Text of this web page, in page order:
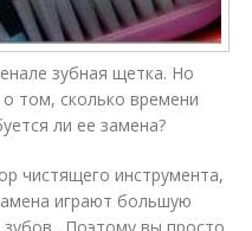
зубная щетка. Но
том, сколько времени
ли ее замена?
чистящего инструмента,
играют большую
. Поэтому вы просто